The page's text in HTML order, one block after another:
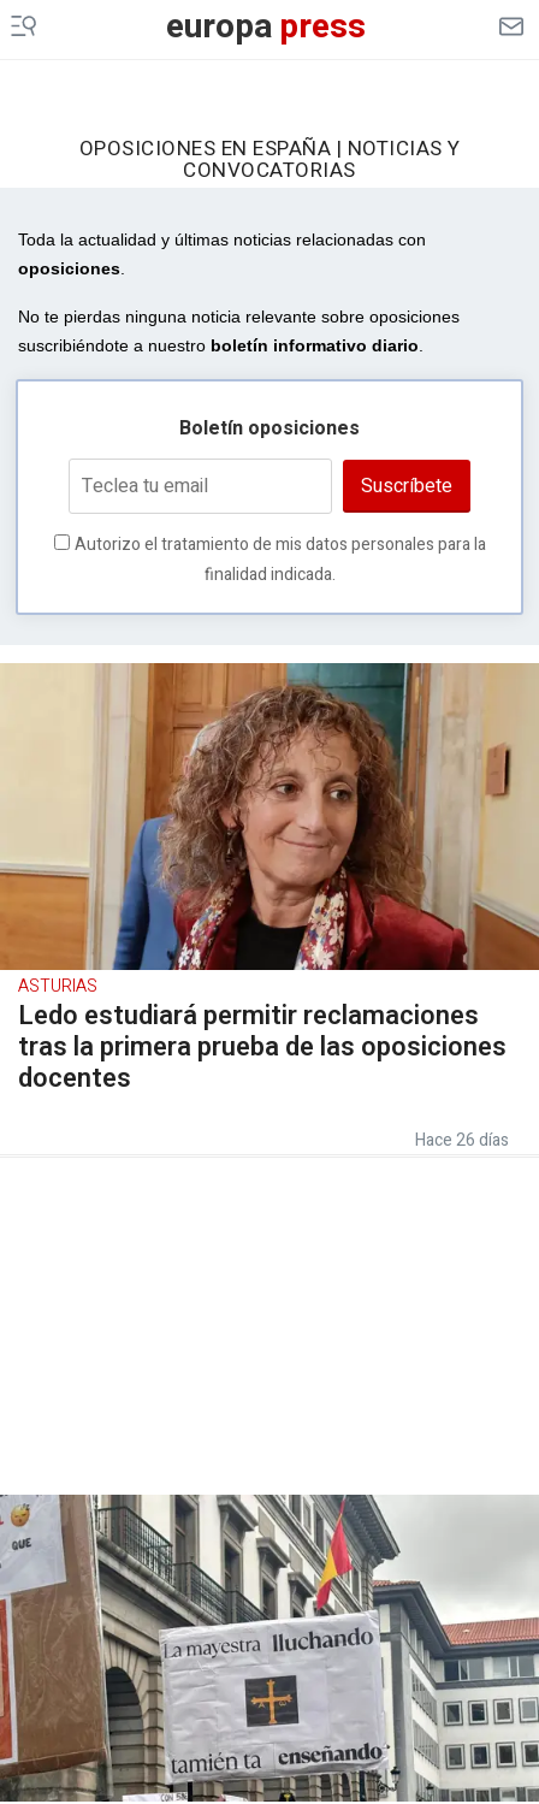
europapress
OPOSICIONES EN ESPAÑA | NOTICIAS Y
CONVOCATORIAS
Toda la actualidad y últimas noticias relacionadas con
oposiciones
No te pierdas ninguna noticia relevante sobre oposiciones
suscribiéndote a nuestro boletín informativo diario
Boletín oposiciones
Suscríbete
Autorizo el tratamiento de mis datos personales para la
finalidad indicada.
ASTURIAS
Ledo estudiará permitir reclamaciones
tras la primera prueba de las oposiciones
docentes
Hace 26 días